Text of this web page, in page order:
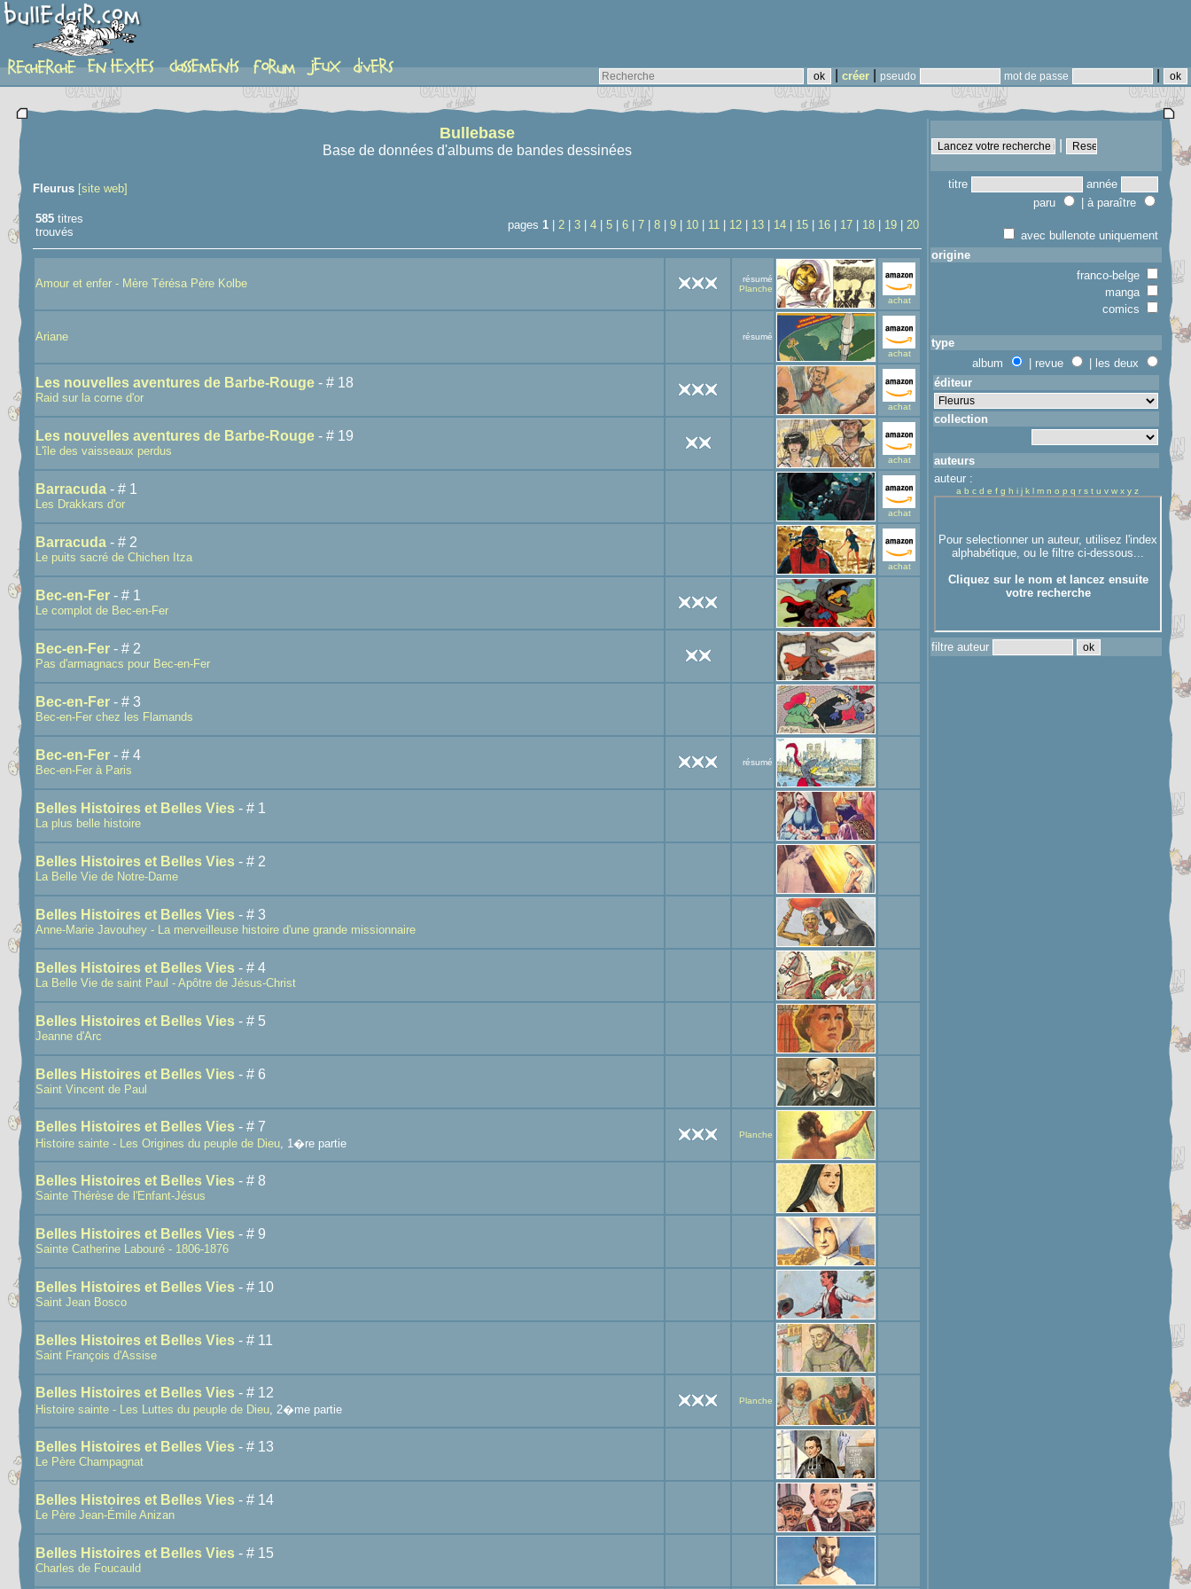
créer pseudo mot de passe
recherche
Bullebase
Base de données d'albums de bandes dessinées
Fleurus [site web]
585 titres
trouvés
pages 1 2 3 4 5 6 7 8 9 10 11 12 13 14 15 16 17 18 19 20
Amour et enfer - Mère Térésa Père Kolbe
résumé
Planche
achat
Ariane
résumé
achat
Les nouvelles aventures de Barbe-Rouge - # 18
Raid sur la corne d'or
achat
Les nouvelles aventures de Barbe-Rouge - # 19
L'île des vaisseaux perdus
achat
Barracuda - # 1
Les Drakkars d'or
achat
Barracuda - # 2
Le puits sacré de Chichen Itza
achat
Bec-en-Fer - # 1
Le complot de Bec-en-Fer
Bec-en-Fer - # 2
Pas d'armagnacs pour Bec-en-Fer
Bec-en-Fer - # 3
Bec-en-Fer chez les Flamands
Bec-en-Fer - # 4
Bec-en-Fer à Paris
résumé
Belles Histoires et Belles Vies - # 1
La plus belle histoire
Belles Histoires et Belles Vies - # 2
La Belle Vie de Notre-Dame
Belles Histoires et Belles Vies - # 3
Anne-Marie Javouhey - La merveilleuse histoire d'une grande missionnaire
Belles Histoires et Belles Vies - # 4
La Belle Vie de saint Paul - Apôtre de Jésus-Christ
Belles Histoires et Belles Vies - # 5
Jeanne d'Arc
Belles Histoires et Belles Vies - # 6
Saint Vincent de Paul
Belles Histoires et Belles Vies - # 7
Histoire sainte - Les Origines du peuple de Dieu, 1�re partie
Planche
Belles Histoires et Belles Vies - # 8
Sainte Thérèse de l'Enfant-Jésus
Belles Histoires et Belles Vies - # 9
Sainte Catherine Labouré - 1806-1876
Belles Histoires et Belles Vies - # 10
Saint Jean Bosco
Belles Histoires et Belles Vies - # 11
Saint François d'Assise
Belles Histoires et Belles Vies - # 12
Histoire sainte - Les Luttes du peuple de Dieu, 2�me partie
Planche
Belles Histoires et Belles Vies - # 13
Le Père Champagnat
Belles Histoires et Belles Vies - # 14
Le Père Jean-Émile Anizan
Belles Histoires et Belles Vies - # 15
Charles de Foucauld
titre
année
paru
| à paraître
avec bullenote uniquement
origine
franco-belge
manga
comics
type
album
| revue
| les deux
éditeur
collection
auteurs
auteur :
a b c d e f g h i j k l m n o p q r s t u v w x y z
filtre auteur